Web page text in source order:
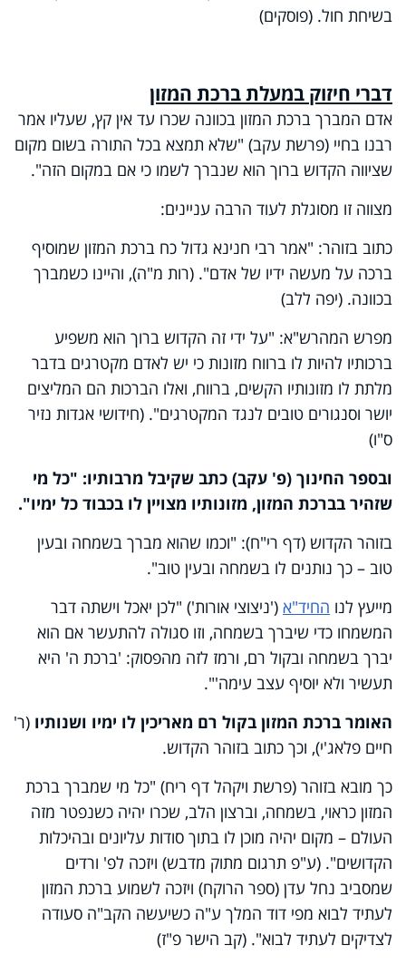
בשיחת חול. (פוסקים)
דברי חיזוק במעלת ברכת המזון
אדם המברך ברכת המזון בכוונה שכרו עד אין קץ, שעליו אמר
רבנו בחיי (פרשת עקב) "שלא תמצא בכל התורה בשום מקום
שציווה הקדוש ברוך הוא שנברך לשמו כי אם במקום הזה".
מצווה זו מסוגלת לעוד הרבה עניינים:
כתוב בזוהר: "אמר רבי חנינא גדול כח ברכת המזון שמוסיף
ברכה על מעשה ידיו של אדם". (רות מ"ה), והיינו כשמברך
בכוונה. (יפה ללב)
מפרש המהרש"א: "על ידי זה הקדוש ברוך הוא משפיע
ברכותיו להיות לו ברווח מזונות כי יש לאדם מקטרגים בדבר
מלתת לו מזונותיו הקשים, ברווח, ואלו הברכות הם המליצים
יושר וסנגורים טובים לנגד המקטרגים". (חידושי אגדות נזיר
ס"ו)
ובספר החינוך (פ' עקב) כתב שקיבל מרבותיו: "כל מי
שזהיר בברכת המזון, מזונותיו מצויין לו בכבוד כל ימיו".
בזוהר הקדוש (דף רי"ח): "וכמו שהוא מברך בשמחה ובעין
טוב – כך נותנים לו בשמחה ובעין טוב".
מייעץ לנו החיד"א ('ניצוצי אורות') "לכן יאכל וישתה דבר
המשמחו כדי שיברך בשמחה, וזו סגולה להתעשר אם הוא
יברך בשמחה ובקול רם, ורמז לזה מהפסוק: 'ברכת ה' היא
תעשיר ולא יוסיף עצב עימה'".
האומר ברכת המזון בקול רם מאריכין לו ימיו ושנותיו (ר'
חיים פלאג'י), וכך כתוב בזוהר הקדוש.
כך מובא בזוהר (פרשת ויקהל דף ריח) "כל מי שמברך ברכת
המזון כראוי, בשמחה, וברצון הלב, שכרו יהיה כשנפטר מזה
העולם – מקום יהיה מוכן לו בתוך סודות עליונים ובהיכלות
הקדושים". (ע"פ תרגום מתוק מדבש) ויזכה לפ' ורדים
שמסביב נחל עדן (ספר הרוקח) ויזכה לשמוע ברכת המזון
לעתיד לבוא מפי דוד המלך ע"ה כשיעשה הקב"ה סעודה
לצדיקים לעתיד לבוא". (קב הישר פ"ז)